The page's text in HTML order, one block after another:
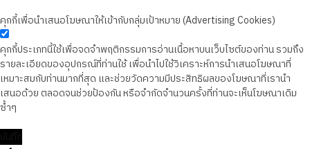
คุกกี้เพื่อนำเสนอโฆษณาให้เข้ากับกลุ่มเป้าหมาย (Advertising Cookies)
คุกกี้ประเภทนี้ใช้เพื่อจดจำพฤติกรรมการอ่านเนื้อหาบนเว็บไซต์ของท่าน รวมถึง
รายละเอียดของอุปกรณ์ที่ท่านใช้ เพื่อนำไปใช้วิเคราะห์การนำเสนอโฆษณาที่
เหมาะสมกับท่านมากที่สุด และช่วยวัดความมีประสิทธิผลของโฆษณาที่เรานำ
เสนอด้วย ตลอดจนช่วยป้องกัน หรือจำกัดจำนวนครั้งที่ท่านจะเห็นโฆษณาเดิม
ซ้ำๆ